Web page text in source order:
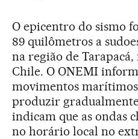
O epicentro do sismo
89 quilômetros a
na região de
Chile. O ONEMI
movimentos marítimos
produzir
indicam que as ondas
no horário local no